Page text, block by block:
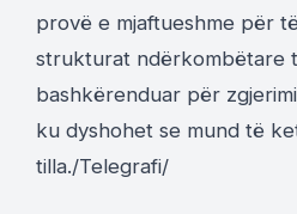
provë e mjaftueshme për
strukturat ndërkombëtare
bashkërenduar për
ku dyshohet se mund të
tilla./Telegrafi/